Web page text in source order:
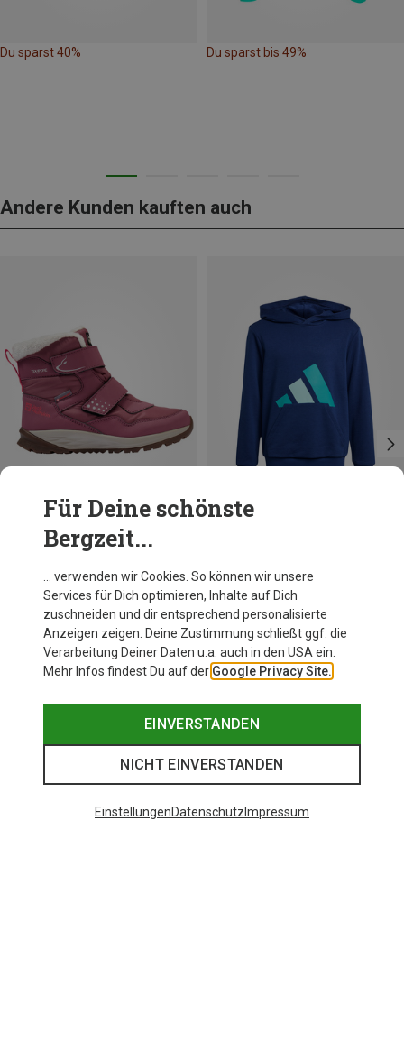
Du sparst 40% Du sparst bis 49%
Andere Kunden kauften auch
Du sparst bis 19%
Für Deine schönste
Bergzeit...
… verwenden wir Cookies. So können wir unsere
Services für Dich optimieren, Inhalte auf Dich
zuschneiden und dir entsprechend personalisierte
Anzeigen zeigen. Deine Zustimmung schließt ggf. die
Verarbeitung Deiner Daten u.a. auch in den USA ein.
Mehr Infos findest Du auf der Google Privacy Site.
EINVERSTANDEN
NICHT EINVERSTANDEN
EinstellungenDatenschutz Impressum